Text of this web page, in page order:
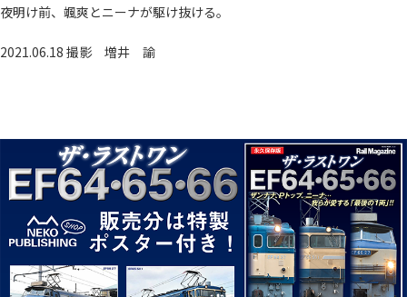
夜明け前、颯爽とニーナが駆け抜ける。
2021.06.18 撮影 増井 諭